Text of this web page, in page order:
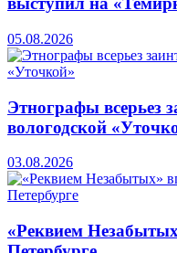
05.08.2026
Этнографы всерьез
вологодской
03.08.2026
«Реквием